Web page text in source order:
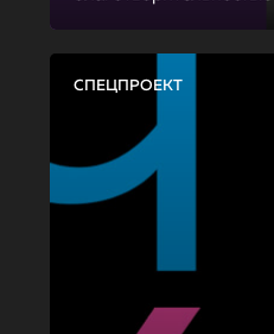
СПЕЦПРОЕКТ